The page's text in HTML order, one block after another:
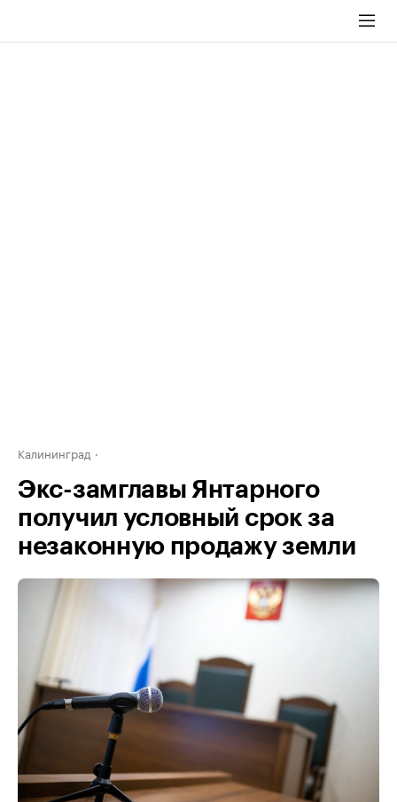
Калининград
Экс-замглавы Янтарного
получил условный срок за
незаконную продажу земли